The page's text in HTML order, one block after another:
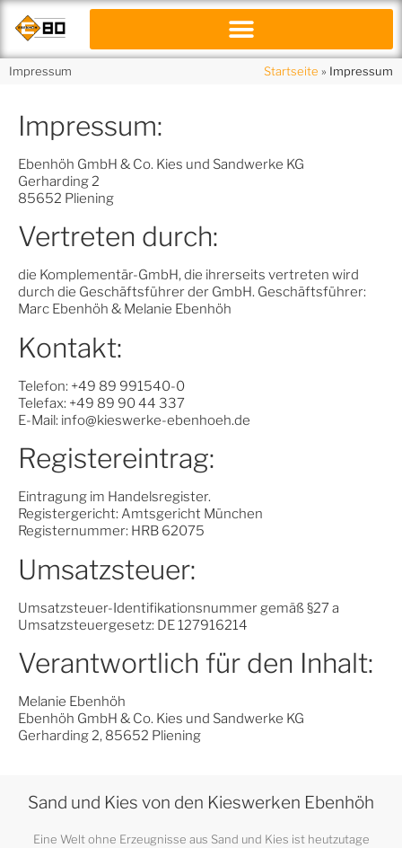
Impressum Startseite » Impressum
Impressum:
Ebenhöh GmbH & Co. Kies und Sandwerke KG
Gerharding 2
85652 Pliening
Vertreten durch:
die Komplementär-GmbH, die ihrerseits vertreten wird
durch die Geschäftsführer der GmbH. Geschäftsführer:
Marc Ebenhöh & Melanie Ebenhöh
Kontakt:
Telefon: +49 89 991540-0
Telefax: +49 89 90 44 337
E-Mail: info@kieswerke-ebenhoeh.de
Registereintrag:
Eintragung im Handelsregister.
Registergericht: Amtsgericht München
Registernummer: HRB 62075
Umsatzsteuer:
Umsatzsteuer-Identifikationsnummer gemäß §27 a
Umsatzsteuergesetz: DE 127916214
Verantwortlich für den Inhalt:
Melanie Ebenhöh
Ebenhöh GmbH & Co. Kies und Sandwerke KG
Gerharding 2, 85652 Pliening
Sand und Kies von den Kieswerken Ebenhöh
Eine Welt ohne Erzeugnisse aus Sand und Kies ist heutzutage